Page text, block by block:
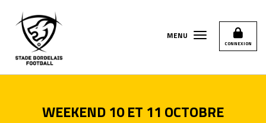
CONNEXION
MENU
WEEKEND 10 ET 11 OCTOBRE